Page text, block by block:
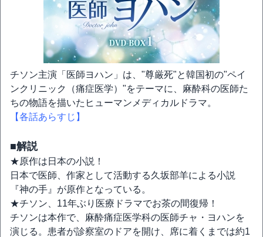
チソン主演「医師ヨハン」は、"尊厳死"と韓国初の"ペイ
ンクリニック（痛症医学）"をテーマに、麻酔科の医師た
ちの物語を描いたヒューマンメディカルドラマ。
【各話あらすじ】
■解説
★原作は日本の小説！
日本で医師、作家として活動する久坂部羊による小説
『神の手』が原作となっている。
★チソン、11年ぶり医療ドラマでお茶の間復帰！
チソンは本作で、麻酔痛症医学科の医師チャ・ヨハンを
演じる。患者が診察室のドアを開け、席に着くまでは約1